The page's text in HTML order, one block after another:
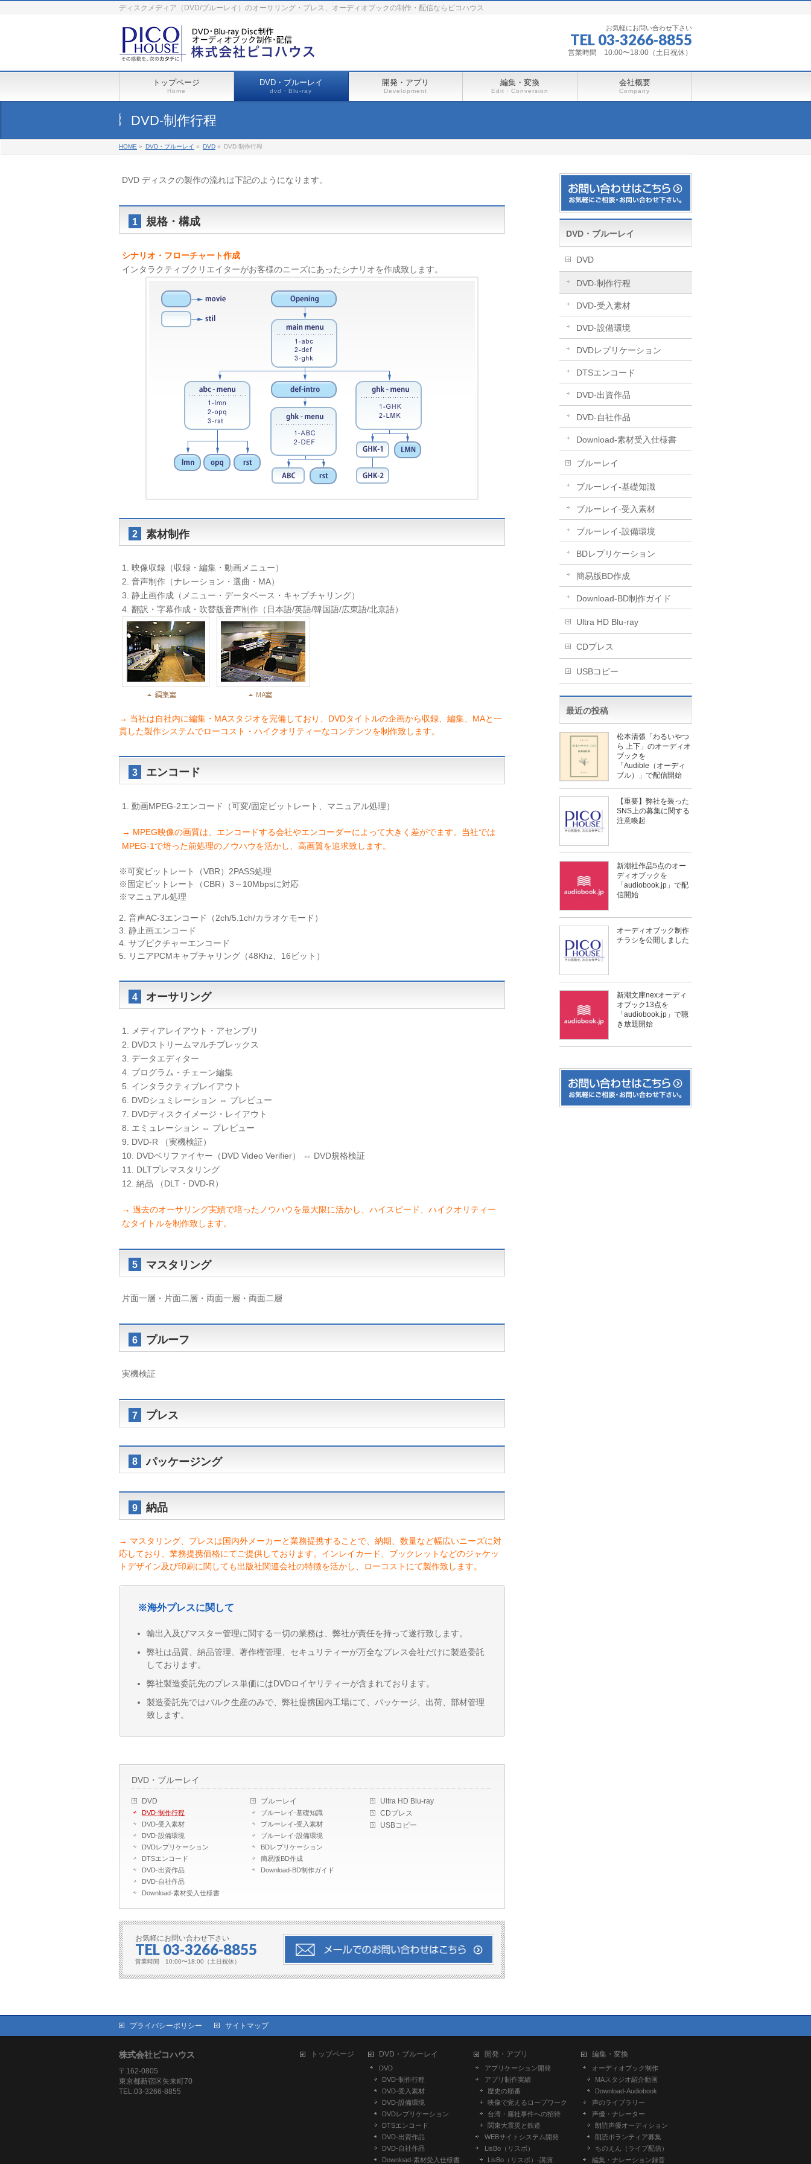
ディスクメディア（DVD/ブルーレイ）のオーサリング・プレス、オーディオブックの制作・配信ならピコハウス
お気軽にお問い合わせ下さい
TEL 03-3266-8855
営業時間 10:00〜18:00（土日祝休）
トップページ
Home
DVD・ブルーレイ
dvd・Blu-ray
開発・アプリ
Development
編集・変換
Edit・Conversion
会社概要
Company
DVD-制作行程
HOME » DVD・ブルーレイ » DVD » DVD-制作行程
DVD ディスクの製作の流れは下記のようになります。
1 規格・構成
シナリオ・フローチャート作成
インタラクティブクリエイターがお客様のニーズにあったシナリオを作成致します。
2 素材制作
1. 映像収録（収録・編集・動画メニュー）
2. 音声制作（ナレーション・選曲・MA）
3. 静止画作成（メニュー・データベース・キャプチャリング）
4. 翻訳・字幕作成・吹替版音声制作（日本語/英語/韓国語/広東語/北京語）
→ 当社は自社内に編集・MAスタジオを完備しており、DVDタイトルの企画から収録、編集、MAと一
貫した製作システムでローコスト・ハイクオリティーなコンテンツを制作致します。
3 エンコード
1. 動画MPEG-2エンコード（可変/固定ビットレート、マニュアル処理）
→ MPEG映像の画質は、エンコードする会社やエンコーダーによって大きく差がでます。当社では
MPEG-1で培った前処理のノウハウを活かし、高画質を追求致します。
※可変ビットレート（VBR）2PASS処理
※固定ビットレート（CBR）3～10Mbpsに対応
※マニュアル処理
2. 音声AC-3エンコード（2ch/5.1ch/カラオケモード）
3. 静止画エンコード
4. サブピクチャーエンコード
5. リニアPCMキャプチャリング（48Khz、16ビット）
4 オーサリング
1. メディアレイアウト・アセンブリ
2. DVDストリームマルチプレックス
3. データエディター
4. プログラム・チェーン編集
5. インタラクティブレイアウト
6. DVDシュミレーション ⇔ プレビュー
7. DVDディスクイメージ・レイアウト
8. エミュレーション ⇔ プレビュー
9. DVD-R （実機検証）
10. DVDベリファイヤー（DVD Video Verifier） ⇔ DVD規格検証
11. DLTプレマスタリング
12. 納品 （DLT・DVD-R）
→ 過去のオーサリング実績で培ったノウハウを最大限に活かし、ハイスピード、ハイクオリティー
なタイトルを制作致します。
5 マスタリング
片面一層・片面二層・両面一層・両面二層
6 プルーフ
実機検証
7 プレス
8 パッケージング
9 納品
→ マスタリング、プレスは国内外メーカーと業務提携することで、納期、数量など幅広いニーズに対
応しており、業務提携価格にてご提供しております。インレイカード、ブックレットなどのジャケッ
トデザイン及び印刷に関しても出版社関連会社の特徴を活かし、ローコストにて製作致します。
※海外プレスに関して
輸出入及びマスター管理に関する一切の業務は、弊社が責任を持って遂行致します。
弊社は品質、納品管理、著作権管理、セキュリティーが万全なプレス会社だけに製造委託
しております。
弊社製造委託先のプレス単価にはDVDロイヤリティーが含まれております。
製造委託先ではバルク生産のみで、弊社提携国内工場にて、パッケージ、出荷、部材管理
致します。
DVD・ブルーレイ
DVD
DVD-制作行程
DVD-受入素材
DVD-設備環境
DVDレプリケーション
DTSエンコード
DVD-出資作品
DVD-自社作品
​Download-素材受入仕様書
ブルーレイ
ブルーレイ-基礎知識
ブルーレイ-受入素材
ブルーレイ-設備環境
BDレプリケーション
簡易版BD作成
​Download-BD制作ガイド
Ultra HD Blu-ray
CDプレス
USBコピー
お気軽にお問い合わせ下さい
TEL 03-3266-8855
営業時間 10:00〜18:00（土日祝休）
DVD・ブルーレイ
DVD
DVD-制作行程
DVD-受入素材
DVD-設備環境
DVDレプリケーション
DTSエンコード
DVD-出資作品
DVD-自社作品
​Download-素材受入仕様書
ブルーレイ
ブルーレイ-基礎知識
ブルーレイ-受入素材
ブルーレイ-設備環境
BDレプリケーション
簡易版BD作成
​Download-BD制作ガイド
Ultra HD Blu-ray
CDプレス
USBコピー
最近の投稿
松本清張「わるいやつ
ら 上下」のオーディオ
ブックを
「Audible（オーディ
ブル）」で配信開始
【重要】弊社を装った
SNS上の募集に関する
注意喚起
新潮社作品5点のオー
ディオブックを
「audiobook.jp」で配
信開始
オーディオブック制作
チラシを公開しました
新潮文庫nexオーディ
オブック13点を
「audiobook.jp」で聴
き放題開始
プライバシーポリシー サイトマップ
株式会社ピコハウス
〒162-0805
東京都新宿区矢来町70
TEL:03-3266-8855
トップページ DVD・ブルーレイ
DVD
DVD-制作行程
DVD-受入素材
DVD-設備環境
DVDレプリケーション
DTSエンコード
DVD-出資作品
DVD-自社作品
​Download-素材受入仕様書
開発・アプリ
アプリケーション開発
アプリ制作実績
歴史の順番
映像で覚えるロープワーク
台湾・霧社事件への招待
関東大震災と鉄道
WEBサイトシステム開発
LisBo（リスボ）
LisBo（リスボ）-講演
編集・変換
オーディオブック制作
MAスタジオ紹介動画
Download-Audiobook
声のライブラリー
声優・ナレーター
朗読声優オーディション
朗読ボランティア募集
ちのえん（ライブ配信）
編集・ナレーション録音